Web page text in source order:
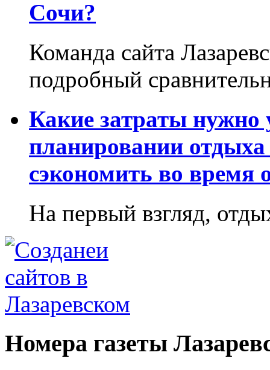
Сочи?
Команда сайта
подробный
Какие затраты нужно
планировании
сэкономить во время
На первый взгляд,
Номера газеты